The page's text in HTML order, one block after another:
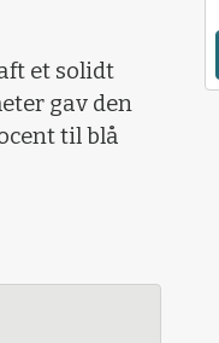
et solidt
gav den
til blå